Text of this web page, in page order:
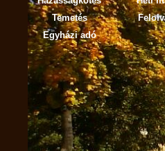
Temetés
Egyházi adó